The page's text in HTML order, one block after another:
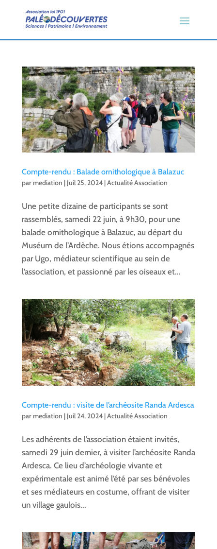
Compte-rendu : Balade ornithologique à Balazuc
parmediation | Juil 25, 2024|Actualité Association
Une petite dizaine de participants se sont
rassemblés, samedi 22 juin, à 9h30, pour une
balade ornithologique à Balazuc, au départ du
Muséum de l’Ardèche. Nous étions accompagnés
par Ugo, médiateur scientifique au sein de
l’association, et passionné par les oiseaux et...
Compte-rendu : visite de l’archéosite Randa Ardesca
parmediation | Juil 24, 2024|Actualité Association
Les adhérents de l’association étaient invités,
samedi 29 juin dernier, à visiter l’archéosite Randa
Ardesca. Ce lieu d’archéologie vivante et
expérimentale est animé l’été par ses bénévoles
et ses médiateurs en costume, offrant de visiter
un village gaulois...